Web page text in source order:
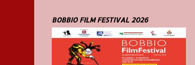
BOBBIO FILM FESTIVAL 2026